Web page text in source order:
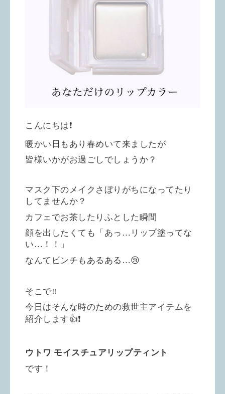
こんにちは❗️
暖かい日もあり春めいて来ましたが
皆様いかがお過ごしでしょうか？
マスク下のメイクさぼりがちになってたり
してませんか？
カフェでお茶したりふとした瞬間
顔を出したくても「あっ … リップ塗ってな
い … ！！」
なんてピンチもあるある …😢
そこで‼️
今日はそんな時のための救世主アイテムを
紹介します👍❗️
ウトワ モイスチュアリップティント
です！